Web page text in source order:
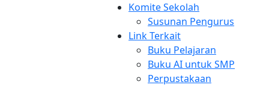
Komite Sekolah
Susunan Pengurus
Link Terkait
Buku Pelajaran
Buku AI untuk SMP
Perpustakaan